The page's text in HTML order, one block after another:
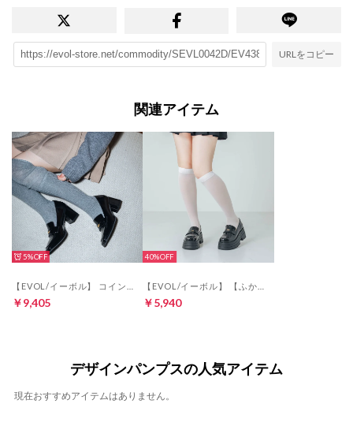
URLをコピー
関連アイテム
5%
￥9,405
40%
￥5,940
デザインパンプスの人気アイテム
現在おすすめアイテムはありません。